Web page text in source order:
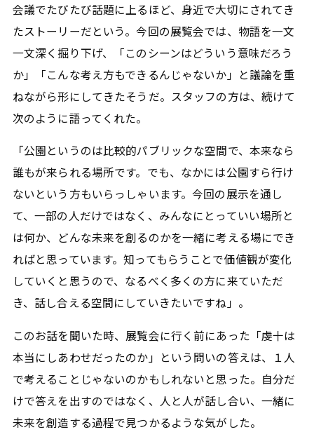
会議でたびたび話題に上るほど、身近で大切にされてき
たストーリーだという。今回の展覧会では、物語を一文
一文深く掘り下げ、「このシーンはどういう意味だろう
か」「こんな考え方もできるんじゃないか」と議論を重
ねながら形にしてきたそうだ。スタッフの方は、続けて
次のように語ってくれた。
「公園というのは比較的パブリックな空間で、本来なら
誰もが来られる場所です。でも、なかには公園すら行け
ないという方もいらっしゃいます。今回の展示を通し
て、一部の人だけではなく、みんなにとっていい場所と
は何か、どんな未来を創るのかを一緒に考える場にでき
ればと思っています。知ってもらうことで価値観が変化
していくと思うので、なるべく多くの方に来ていただ
き、話し合える空間にしていきたいですね」。
このお話を聞いた時、展覧会に行く前にあった「虔十は
本当にしあわせだったのか」という問いの答えは、１人
で考えることじゃないのかもしれないと思った。自分だ
けで答えを出すのではなく、人と人が話し合い、一緒に
未来を創造する過程で見つかるような気がした。